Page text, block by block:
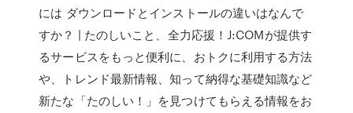
には ダウンロードとインストールの違いはなんで
すか？ | たのしいこと、全力応援！J:COMが提供す
るサービスをもっと便利に、おトクに利用する方法
や、トレンド最新情報、知って納得な基礎知識など
新たな「たのしい！」を見つけてもらえる情報をお